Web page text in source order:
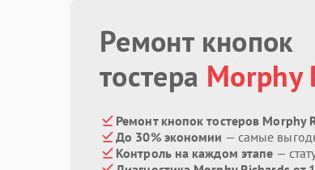
Ремонт кнопок
тостера Morphy
Ремонт кнопок тостеров Morphy
До 30% экономии — самые
Контроль на каждом этапе —